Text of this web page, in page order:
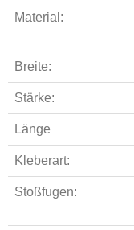
Material:
Breite:
Stärke:
Länge
Kleberart:
Stoßfugen: